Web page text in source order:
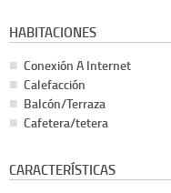
HABITACIONES
Conexión A Internet
Calefacción
Balcón/Terraza
Cafetera/tetera
CARACTERÍSTICAS